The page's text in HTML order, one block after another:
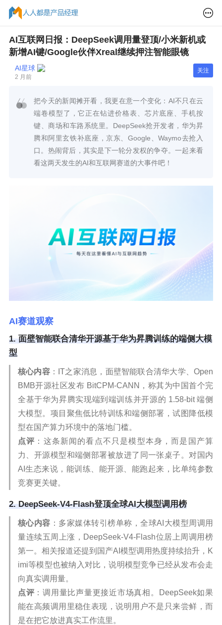
AI互联网日报：DeepSeek调用量登顶/小米新机或
新增AI键/Google伙伴Xreal继续押注智能眼镜
AI星球
2 月前
关注
把今天的新闻摊开看，我更在意一个变化：AI不只在云
端卷模型了，它正在钻进价格表、芯片底座、手机按
键、商场和车路系统里。DeepSeek抢开发者，华为昇
腾和阿里玄铁补底座，京东、Google、Waymo去抢入
口。热闹背后，其实是下一轮分发权的争夺。一起来看
看这两天发生的AI和互联网赛道的大事件吧！
AI赛道观察
1. 面壁智能联合清华开源基于华为昇腾训练的端侧大模
型
核心内容：IT之家消息，面壁智能联合清华大学、Open
BMB开源社区发布 BitCPM-CANN，称其为中国首个完
全基于华为昇腾实现端到端训练并开源的 1.58-bit 端侧
大模型。项目聚焦低比特训练和端侧部署，试图降低模
型在国产算力环境中的落地门槛。
点评 ：这条新闻的看点不只是模型本身，而是国产算
力、开源模型和端侧部署被放进了同一张桌子。对国内
AI生态来说，能训练、能开源、能跑起来，比单纯参数
竞赛更关键。
2. DeepSeek-V4-Flash登顶全球AI大模型调用榜
核心内容 ：多家媒体转引榜单称，全球AI大模型周调用
量连续五周上涨，DeepSeek-V4-Flash位居上周调用榜
第一。相关报道还提到国产AI模型调用热度持续抬升，K
imi等模型也被纳入对比，说明模型竞争已经从发布会走
向真实调用量。
点评 ：调用量比声量更接近市场真相。DeepSeek如果
能在高频调用里稳住表现，说明用户不是只来尝鲜，而
是在把它放进真实工作流里。